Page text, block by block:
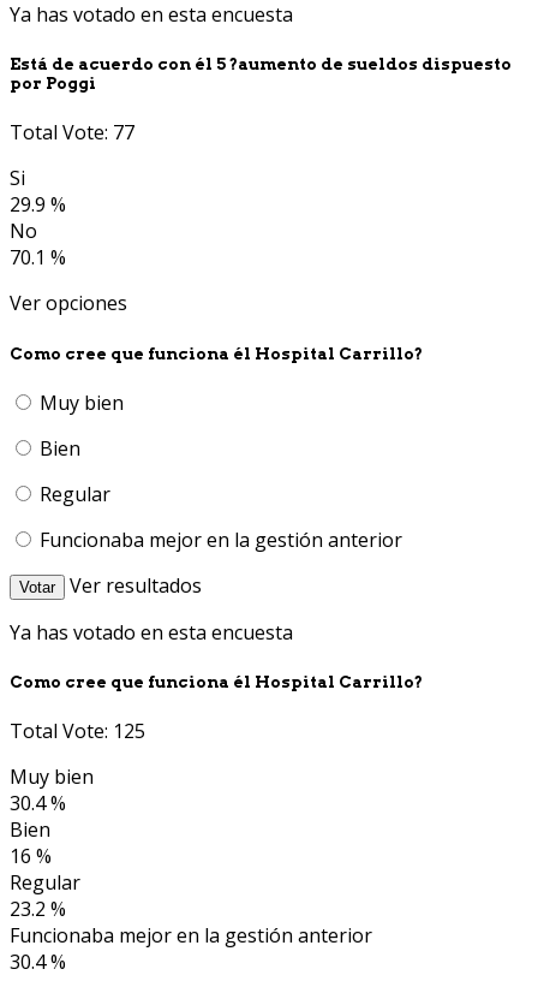
Ya has votado en esta encuesta
Está de acuerdo con él 5 ?aumento de sueldos dispuesto
por Poggi
Total Vote: 77
Si
29.9 %
No
70.1 %
Ver opciones
Como cree que funciona él Hospital Carrillo?
Muy bien
Bien
Regular
Funcionaba mejor en la gestión anterior
Votar
Ver resultados
Ya has votado en esta encuesta
Como cree que funciona él Hospital Carrillo?
Total Vote: 125
Muy bien
30.4 %
Bien
16 %
Regular
23.2 %
Funcionaba mejor en la gestión anterior
30.4 %